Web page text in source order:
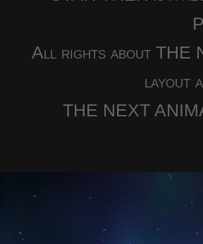
All rights about THE
layout
THE NEXT